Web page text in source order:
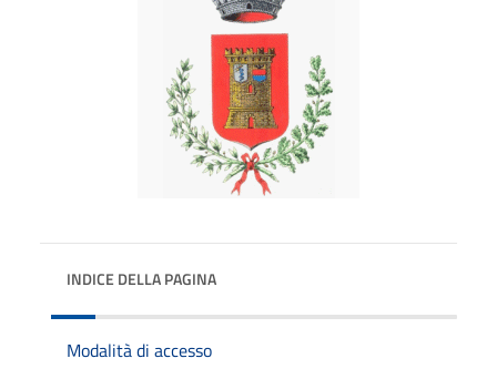
INDICE DELLA PAGINA
Modalità di accesso